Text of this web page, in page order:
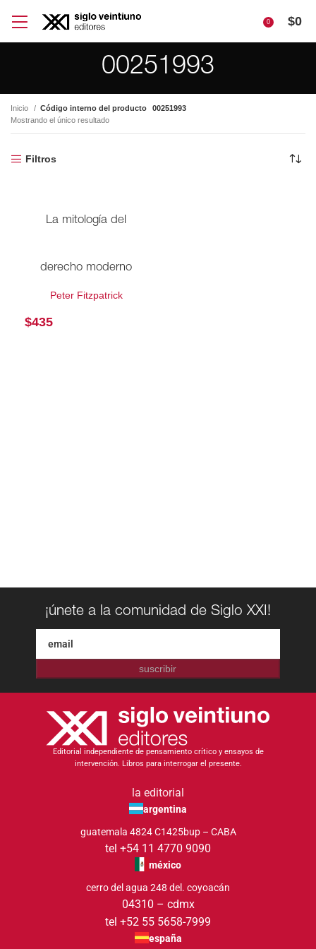
0 $0
00251993
Inicio Código interno del producto
00251993
Mostrando el único resultado
Filtros
La mitología del
derecho moderno
Peter Fitzpatrick
$435
¡únete a la comunidad de Siglo XXI!
suscribir
Editorial independiente de pensamiento crítico y ensayos de
intervención. Libros para interrogar el presente.
la editorial
argentina
guatemala 4824 C1425bup – CABA
tel +54 11 4770 9090
méxico
cerro del agua 248 del. coyoacán
04310 – cdmx
tel +52 55 5658-7999
españa